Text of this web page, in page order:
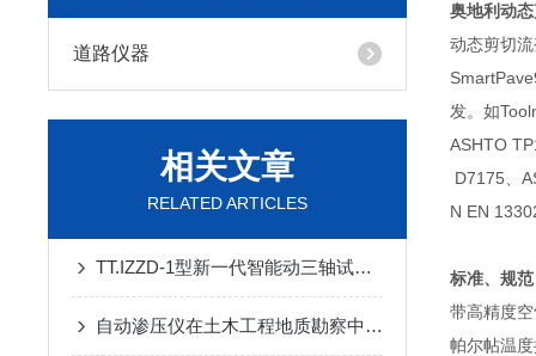
道路仪器
相关文章
RELATED ARTICLES
TT.IZZD-1型新一代智能动三轴试验仪厂家
自动渗压仪在土木工程地质勘察中的革新应用
奥地利动
动态剪切
发。如
ASHTO
D7175、
N EN
标准、规范
带高精度
帕尔帖温